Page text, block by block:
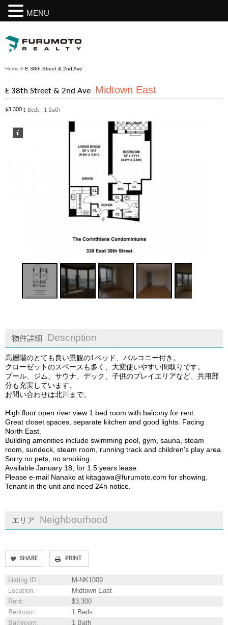
Home > E 38th Street & 2nd Ave
E 38th Street & 2nd Ave Midtown East
$3,300 1 Beds 1 Bath
物件詳細 Description
高層階のとても良い景観の1ベッド、バルコニー付き。
クローゼットのスペースも多く、大変使いやすい間取りです。
プール、ジム、サウナ、デック、子供のプレイエリアなど、共用部
分も充実しています。
お問い合わせは北川まで。
High floor open river view 1 bed room with balcony for rent.
Great closet spaces, separate kitchen and good lights. Facing
North East.
Building amenities include swimming pool, gym, sauna, steam
room, sundeck, steam room, running track and children’s play area.
Sorry no pets, no smoking.
Available January 18, for 1.5 years lease.
Please e-mail Nanako at kitagawa@furumoto.com for showing.
Tenant in the unit and need 24h notice.
エリア Neighbourhood
SHARE
Listing ID :
M-NK1009
Location:
Midtown East
Rent:
$3,300
Bedroom:
1 Beds
Bathroom:
1 Bath
MENU